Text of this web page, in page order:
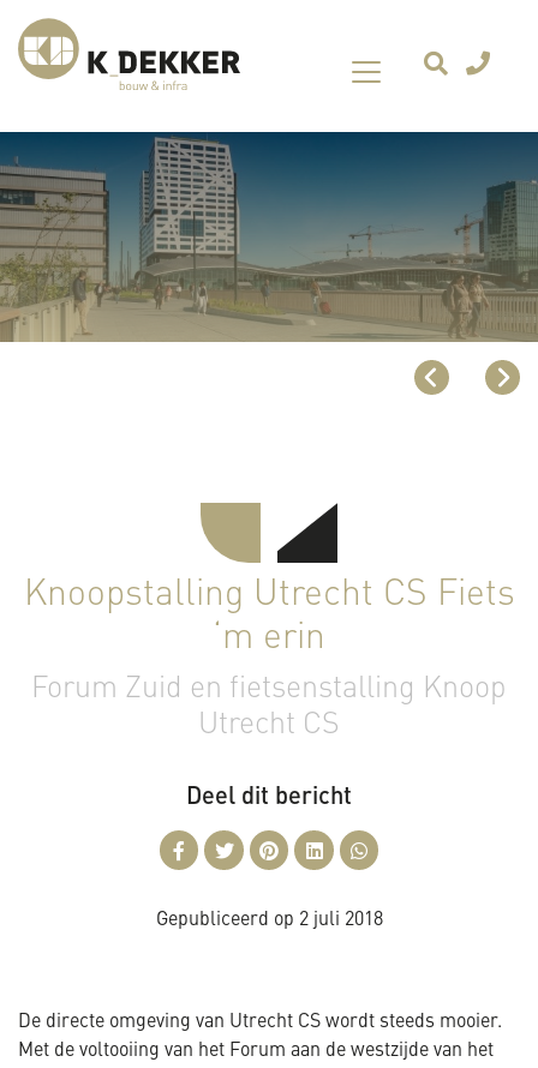
Knoopstalling Utrecht CS Fiets
‘m erin
Forum Zuid en fietsenstalling Knoop
Utrecht CS
Deel dit bericht
Gepubliceerd op 2 juli 2018
De directe omgeving van Utrecht CS wordt steeds mooier.
Met de voltooiing van het Forum aan de westzijde van het